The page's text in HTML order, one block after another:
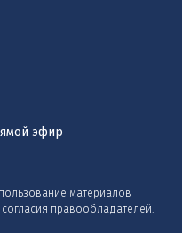
эфир
материалов
правообладателей.